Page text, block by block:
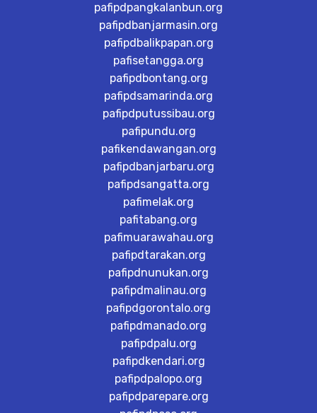
pafipdpangkalanbun.org
pafipdbanjarmasin.org
pafipdbalikpapan.org
pafisetangga.org
pafipdbontang.org
pafipdsamarinda.org
pafipdputussibau.org
pafipundu.org
pafikendawangan.org
pafipdbanjarbaru.org
pafipdsangatta.org
pafimelak.org
pafitabang.org
pafimuarawahau.org
pafipdtarakan.org
pafipdnunukan.org
pafipdmalinau.org
pafipdgorontalo.org
pafipdmanado.org
pafipdpalu.org
pafipdkendari.org
pafipdpalopo.org
pafipdparepare.org